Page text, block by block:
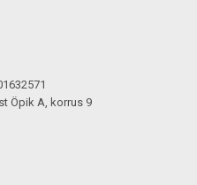
Öpik A, korrus 9